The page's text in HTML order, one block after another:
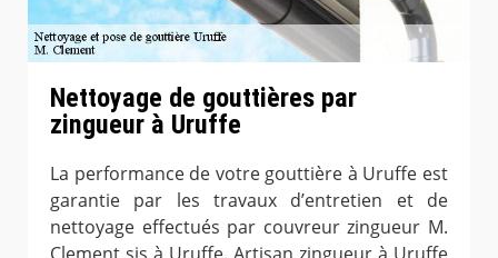
Nettoyage de gouttières par
zingueur à Uruffe
La performance de votre gouttière à Uruffe est
garantie par les travaux d’entretien et de
nettoyage effectués par couvreur zingueur M.